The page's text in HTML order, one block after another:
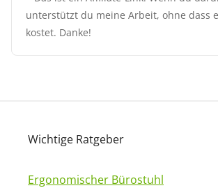
unterstützt du meine Arbeit, ohne dass
kostet. Danke!
Wichtige Ratgeber
Ergonomischer Bürostuhl